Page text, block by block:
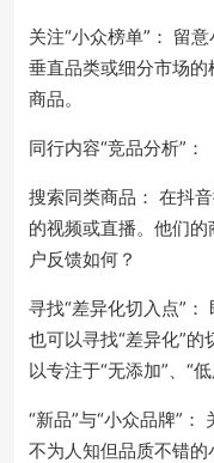
关注“小众榜单”： 留
垂直品类或细分市场
商品。
同行内容“竞品分析”：
搜索同类商品： 在抖
的视频或直播。他们
户反馈如何？
寻找“差异化切入点”：
也可以寻找“差异化”的
以专注于“无添加”、“
“新品”与“小众品牌”
不为人知但品质不错的